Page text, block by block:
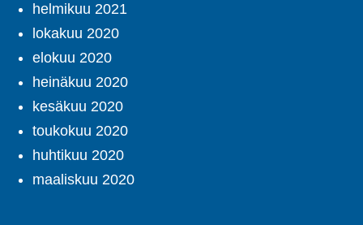
helmikuu 2021
lokakuu 2020
elokuu 2020
heinäkuu 2020
kesäkuu 2020
toukokuu 2020
huhtikuu 2020
maaliskuu 2020